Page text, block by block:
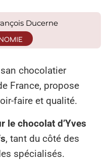
Ducerne
chocolatier
France, propose
faire et qualité.
le chocolat d’Yves
, tant du côté des
spécialisés.